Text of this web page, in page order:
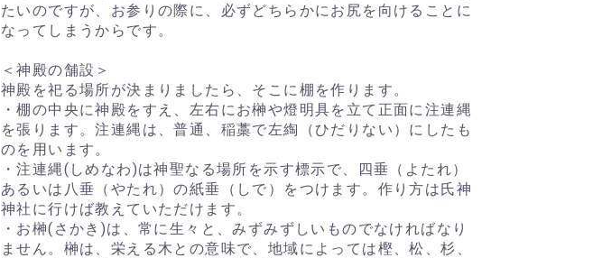
たいのですが、お参りの際に、必ずどちらかにお尻を向けることに
なってしまうからです。
＜神殿の舗設＞
神殿を祀る場所が決まりましたら、そこに棚を作ります。
・棚の中央に神殿をすえ、左右にお榊や燈明具を立て正面に注連縄
を張ります。注連縄は、普通、稲藁で左綯（ひだりない）にしたも
のを用います。
・注連縄(しめなわ)は神聖なる場所を示す標示で、四垂（よたれ）
あるいは八垂（やたれ）の紙垂（しで）をつけます。作り方は氏神
神社に行けば教えていただけます。
・お榊(さかき)は、常に生々と、みずみずしいものでなければなり
ません。榊は、栄える木との意味で、地域によっては樫、松、杉、